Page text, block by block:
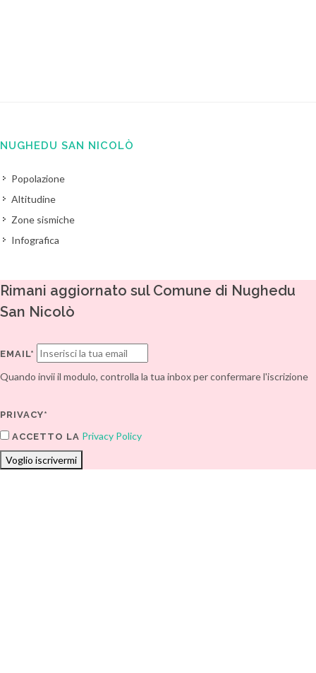
NUGHEDU SAN NICOLÒ
Popolazione
Altitudine
Zone sismiche
Infografica
Rimani aggiornato sul Comune di Nughedu
San Nicolò
EMAIL*
Quando invii il modulo, controlla la tua inbox per confermare l'iscrizione
PRIVACY*
ACCETTO LA Privacy Policy
Voglio iscrivermi